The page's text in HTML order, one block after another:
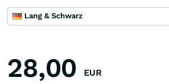
Lang & Schwarz
28,00 EUR